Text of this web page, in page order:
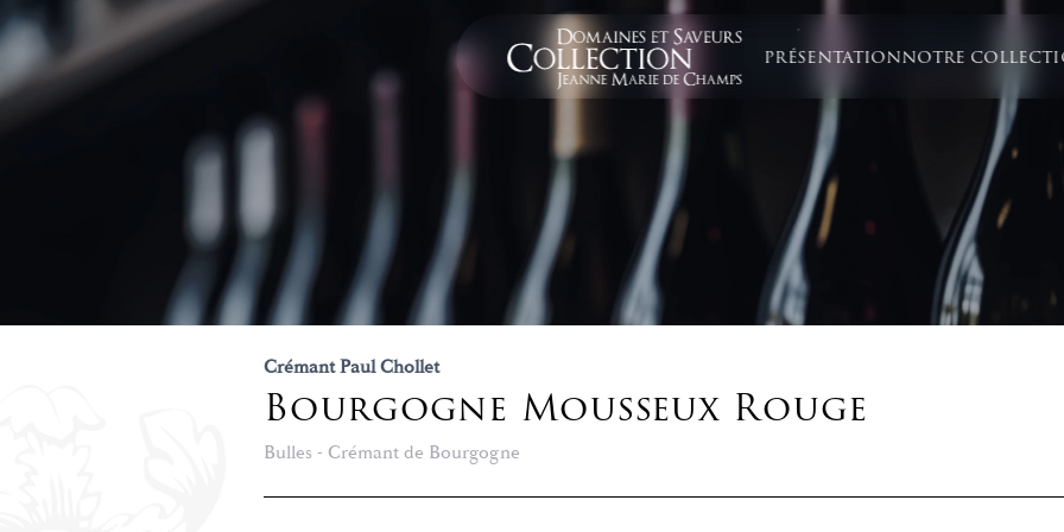
PRÉSENTATIONNOTRE
Crémant Paul Chollet
Bourgogne Mousseux Rouge
Bulles - Crémant de Bourgogne